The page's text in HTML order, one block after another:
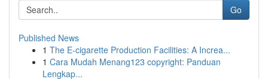
Go
Published News
1 The E-cigarette Production Facilities: A Increa...
1 Cara Mudah Menang123 copyright: Panduan
Lengkap...